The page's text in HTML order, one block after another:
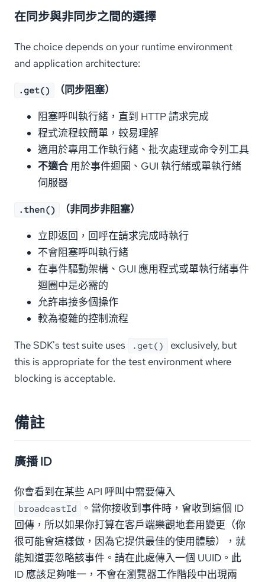
在同步與非同步之間的選擇
The choice depends on your runtime environment
and application architecture:
.get() （同步阻塞）
阻塞呼叫執行緒，直到 HTTP 請求完成
程式流程較簡單，較易理解
適用於專用工作執行緒、批次處理或命令列工具
不適合 用於事件迴圈、GUI 執行緒或單執行緒
伺服器
.then() （非同步非阻塞）
立即返回，回呼在請求完成時執行
不會阻塞呼叫執行緒
在事件驅動架構、GUI 應用程式或單執行緒事件
迴圈中是必需的
允許串接多個操作
較為複雜的控制流程
The SDK's test suite uses .get()
exclusively, but
this is appropriate for the test environment where
blocking is acceptable.
備註
廣播 ID
你會看到在某些 API 呼叫中需要傳入
broadcastId
。當你接收到事件時，會收到這個 ID
回傳，所以如果你打算在客戶端樂觀地套用變更（你
很可能會這樣做，因為它提供最佳的使用體驗），就
能知道要忽略該事件。請在此處傳入一個 UUID。此
ID 應該足夠唯一，不會在瀏覽器工作階段中出現兩